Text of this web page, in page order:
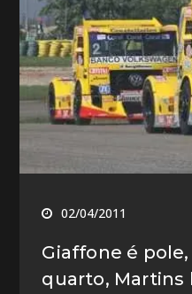
02/04/2011
Giaffone é
quarto, Martins